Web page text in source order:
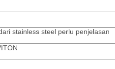
stainless steel perlu penjelasan